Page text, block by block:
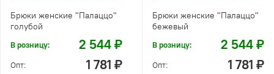
Брюки женские "Палаццо"
голубой
В розницу: 2 544 ₽
Опт: 1 781 ₽
Брюки женские "Палаццо"
бежевый
В розницу: 2 544 ₽
Опт: 1 781 ₽